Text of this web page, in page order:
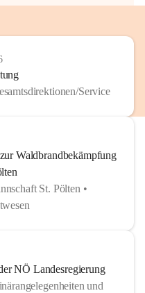
Service
Waldbrandbekämpfung
St. Pölten •
NÖ Landesregierung
und